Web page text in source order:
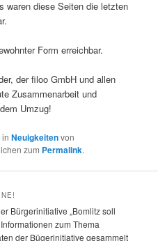
waren diese Seiten die letzten
Form erreichbar.
der filoo GmbH und allen
Zusammenarbeit und
Umzug!
inNeuigkeitenvon
zum Permalink.
Bürgerinitiative „Bomlitz soll
zum Thema
der Bügerinitiative gesammelt